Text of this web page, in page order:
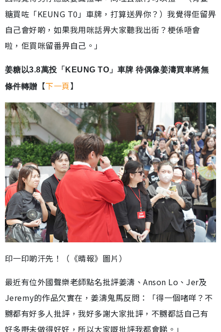
糖買咗「KEUNG T0」車牌，打算送畀你？）我覺得佢留畀
自己會好啲，如果我用咪話畀大家聽我出街？梗係唔會
啦，佢買咪留番畀自己。」
姜糖以3.8萬投「KEUNG TO」車牌 待偶像姜濤買車將無
條件轉贈
【下一頁】
印一印啲汗先！（《晴報》圖片）
最近有位外國聲樂老師點名批評姜濤、Anson Lo、Jer及
Jeremy的作品欠實在，姜濤鬼馬反問：「得一個啫咩？不
嬲都有好多人批評，我好多謝大家批評，不嬲都話自己有
好多嘢未做得好好，所以大家嘅批評我都會睇。」